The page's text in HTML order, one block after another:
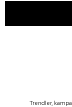
Trendler,